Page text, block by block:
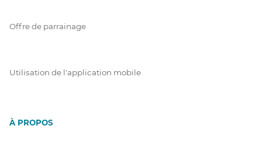
Offre de parrainage
Utilisation de l'application mobile
À PROPOS